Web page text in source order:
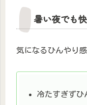
暑い夜でも
気になるひんやり
冷たすぎずひ